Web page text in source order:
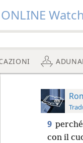
ONLINE
9
con il